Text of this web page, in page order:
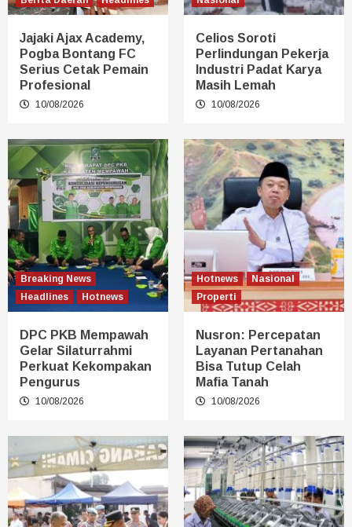
Jajaki Ajax Academy,
Pogba Bontang FC
Serius Cetak Pemain
Profesional
10/08/2026
Celios Soroti
Perlindungan Pekerja
Industri Padat Karya
Masih Lemah
10/08/2026
Breaking News
Headlines
Hotnews
DPC PKB Mempawah
Gelar Silaturrahmi
Perkuat Kekompakan
Pengurus
10/08/2026
Hotnews
Nasional
Properti
Nusron: Percepatan
Layanan Pertanahan
Bisa Tutup Celah
Mafia Tanah
10/08/2026